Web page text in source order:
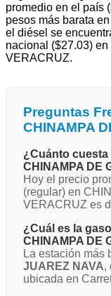
promedio en el país
pesos más barata
el diésel se
nacional ($27.03)
VERACRUZ.
Preguntas
CHINAMPA
¿Cuánto cuesta
CHINAMPA DE
Hoy el precio
(regular) en
VERACRUZ es
¿Cuál es la
CHINAMPA DE
La estación más
JUAREZ NAVA,
ubicada en